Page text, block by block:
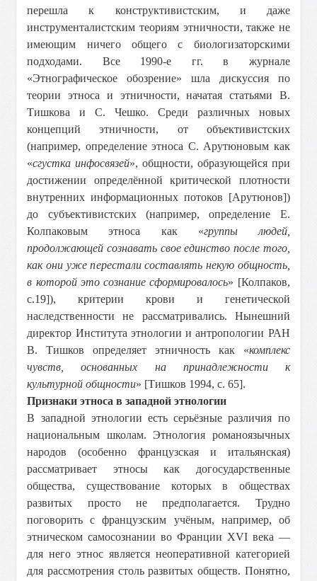
перешла к конструктивистским, и даже
инструменталистским теориям этничности, также не
имеющим ничего общего с биологизаторскими
подходами. Все 1990-е гг. в журнале
«Этнографическое обозрение» шла дискуссия по
теории этноса и этничности, начатая статьями В.
Тишкова и С. Чешко. Среди различных новых
концепций этничности, от объективистских
(например, определение этноса С. Арутюновым как
«сгустка инфосвязей», общности, образующейся при
достижении определённой критической плотности
внутренних информационных потоков [Арутюнов])
до субъективистских (например, определение Е.
Колпаковым этноса как «группы людей,
продолжающей сознавать свое единство после того,
как они уже перестали составлять некую общность,
в которой это сознание сформировалось» [Колпаков,
с.19]), критерии крови и генетической
наследственности не рассматривались. Нынешний
директор Института этнологии и антропологии РАН
В. Тишков определяет этничность как «комплекс
чувств, основанных на принадлежности к
культурной общности» [Тишков 1994, с. 65].
Признаки этноса в западной этнологии
В западной этнологии есть серьёзные различия по
национальным школам. Этнология романоязычных
народов (особенно французская и итальянская)
рассматривает этносы как догосударственные
общества, существование которых в обществах
развитых просто не предполагается. Трудно
поговорить с французским учёным, например, об
этническом самосознании во Франции XVI века —
для него этнос является неоперативной категорией
для рассмотрения столь развитых обществ. Понятно,